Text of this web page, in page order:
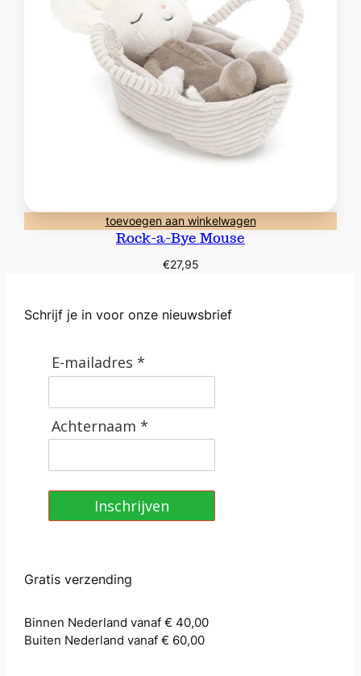
toevoegen aan winkelwagen
Rock-a-Bye Mouse
€27,95
Schrijf je in voor onze nieuwsbrief
E-mailadres *
Achternaam *
Inschrijven
Gratis verzending
Binnen Nederland vanaf € 40,00
Buiten Nederland vanaf € 60,00